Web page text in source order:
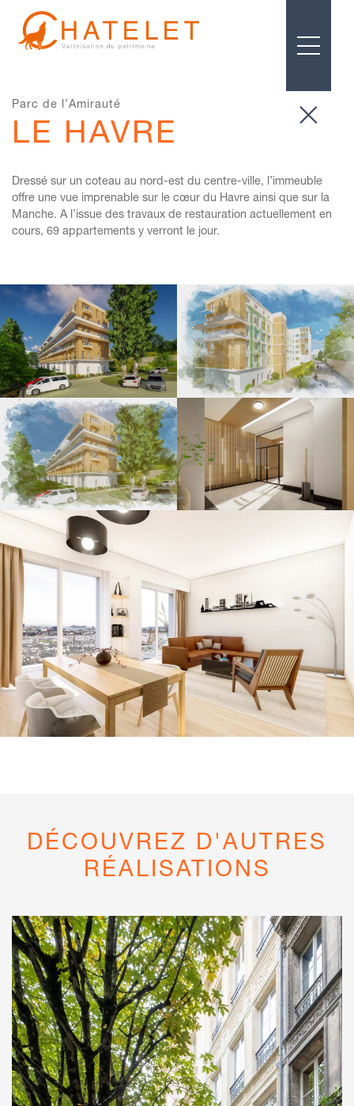
Parc de l’Amirauté
LE HAVRE
Dressé sur un coteau au nord-est du centre-ville, l’immeuble
offre une vue imprenable sur le cœur du Havre ainsi que sur la
Manche. A l’issue des travaux de restauration actuellement en
cours, 69 appartements y verront le jour.
DÉCOUVREZ D'AUTRES
RÉALISATIONS